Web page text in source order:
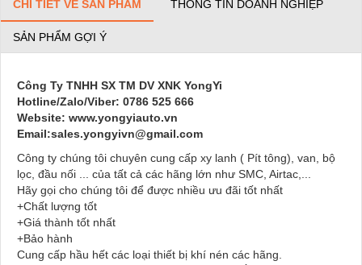
CHI TIẾT VỀ SẢN PHẨM THÔNG TIN DOANH NGHIỆP
SẢN PHẨM GỢI Ý
Công Ty TNHH SX TM DV XNK YongYi
Hotline/Zalo/Viber: 0786 525 666
Website: www.yongyiauto.vn
Email:sales.yongyivn@gmail.com
Công ty chúng tôi chuyên cung cấp xy lanh ( Pít tông), van, bộ
lọc, đầu nối ... của tất cả các hãng lớn như SMC, Airtac,...
Hãy gọi cho chúng tôi để được nhiều ưu đãi tốt nhất
+Chất lượng tốt
+Giá thành tốt nhất
+Bảo hành
Cung cấp hầu hết các loại thiết bị khí nén các hãng.